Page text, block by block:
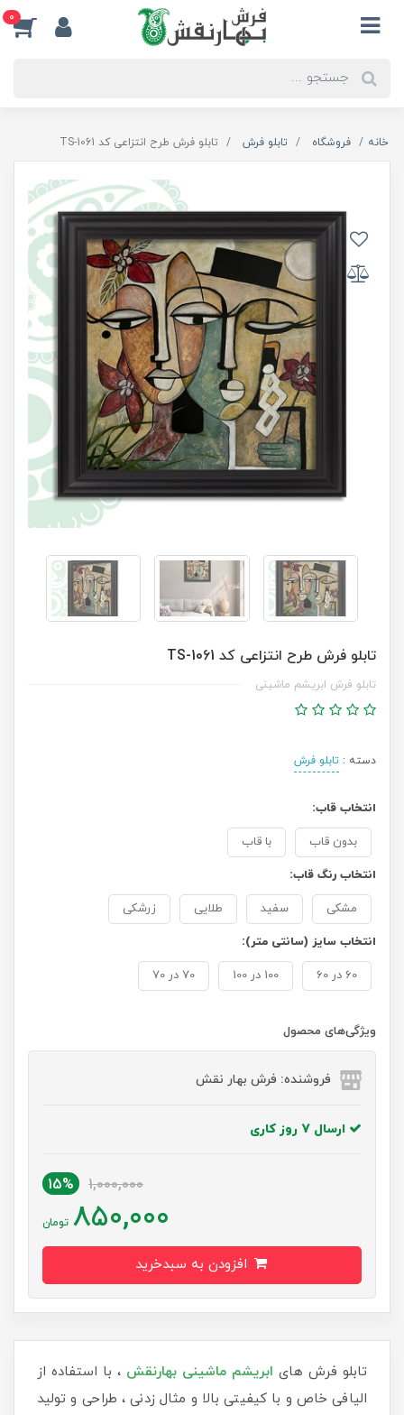
0
خانه فروشگاه تابلو فرش تابلو فرش طرح انتزاعی کد TS-1061
تابلو فرش طرح انتزاعی کد TS-1061
تابلو فرش ابریشم ماشینی
دسته : تابلو فرش
انتخاب قاب:
بدون قاب با قاب
انتخاب رنگ قاب:
مشکی سفید طلایی زرشکی
انتخاب سایز (سانتی متر):
60 در 60 100 در 100 70 در 70
ویژگی‌های محصول
فروشنده: فرش بهار نقش
ارسال 7 روز کاری
1,000,000
15%
850,000 تومان
تابلو فرش های ابریشم ماشینی بهارنقش ، با استفاده از
الیافی خاص و با کیفیتی بالا و مثال زدنی ، طراحی و تولید